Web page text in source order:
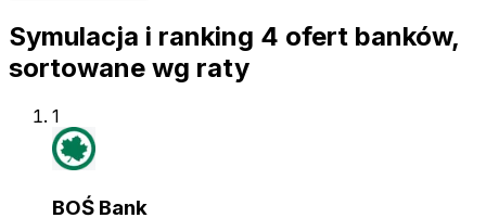
Symulacja i ranking 4 ofert banków,
sortowane wg raty
1
BOŚ Bank